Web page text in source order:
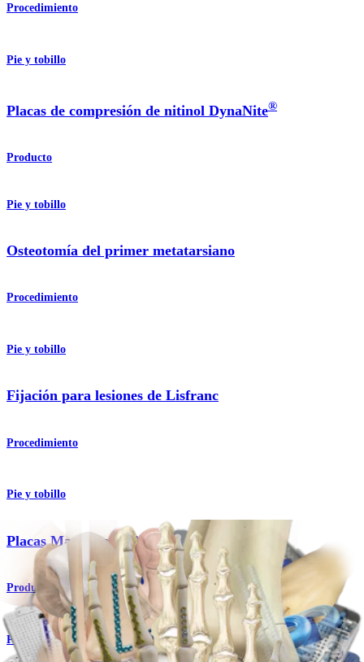
Procedimiento
Pie y tobillo
Placas de compresión de nitinol DynaNite®
Producto
Pie y tobillo
Osteotomía del primer metatarsiano
Procedimiento
Pie y tobillo
Fijación para lesiones de Lisfranc
Procedimiento
Pie y tobillo
Placas MaxForce™ MTP
Producto
Pie y tobillo